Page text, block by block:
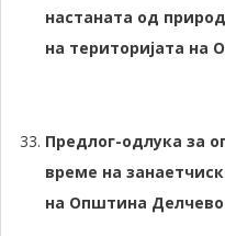
настаната од
на територијата на
Предлог-одлука за
време на
на Општина Делчево